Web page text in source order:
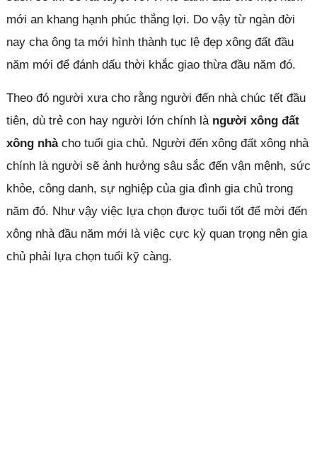
mới an khang hạnh phúc thắng lợi. Do vậy từ ngàn đời
nay cha ông ta mới hình thành tục lệ đẹp xông đất đầu
năm mới để đánh dấu thời khắc giao thừa đầu năm đó.
Theo đó người xưa cho rằng người đến nhà chúc tết đầu
tiên, dù trẻ con hay người lớn chính là người xông đất
xông nhàcho tuổi gia chủ. Người đến xông đất xông nhà
chính là người sẽ ảnh hưởng sâu sắc đến vận mệnh, sức
khỏe, công danh, sự nghiệp của gia đình gia chủ trong
năm đó. Như vậy việc lựa chọn được tuổi tốt để mời đến
xông nhà đầu năm mới là việc cực kỳ quan trọng nên gia
chủ phải lựa chọn tuổi kỹ càng.